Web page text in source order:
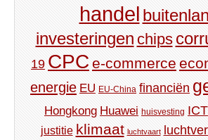
handel
investeringen chips
19 CPC e-commerce
energie EU EU-China financiën
Hongkong Huawei huisvesting ICT
justitie klimaat luchtvaart